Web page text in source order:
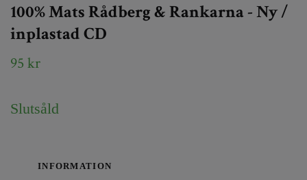
100% Mats Rådberg & Rankarna - Ny /
inplastad CD
95 kr
Slutsåld
INFORMATION